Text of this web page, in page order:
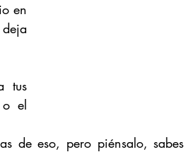
en
tus
el
de eso, pero piénsalo,